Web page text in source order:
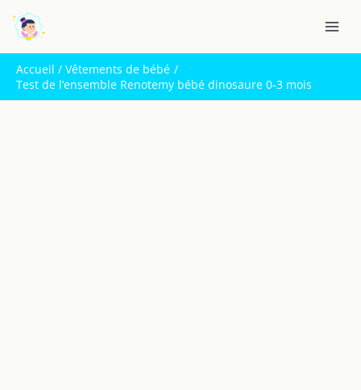
contenu
Accueil
Vêtements de bébé
Test de l’ensemble Renotemy bébé dinosaure 0-3 mois
e
c
h
e